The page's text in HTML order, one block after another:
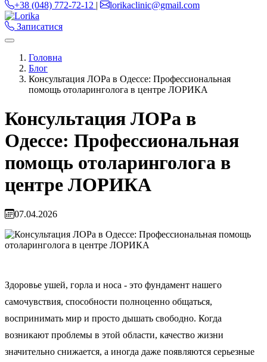
+38 (048) 772-72-12 | lorikaclinic@gmail.com
Записатися
Головна
Блог
Консультация ЛОРа в Одессе: Профессиональная
помощь отоларинголога в центре ЛОРИКА
Консультация ЛОРа в
Одессе: Профессиональная
помощь отоларинголога в
центре ЛОРИКА
07.04.2026
Здоровье ушей, горла и носа - это фундамент нашего
самочувствия, способности полноценно общаться,
воспринимать мир и просто дышать свободно. Когда
возникают проблемы в этой области, качество жизни
значительно снижается, а иногда даже появляются серьезные